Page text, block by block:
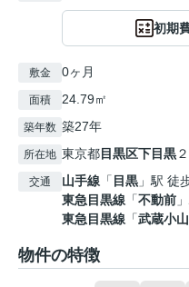
初期
敷金 0ヶ月
面積 24.79㎡
築年数 築27年
所在地 東京都目黒区下目黒
交通 山手線 「 目黒 」駅 徒
東急目黒線 「不動前
東急目黒線 「武蔵小山
物件の特徴